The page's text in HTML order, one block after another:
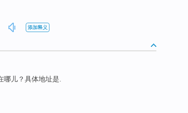
添加释义
哪儿？具体地址是.